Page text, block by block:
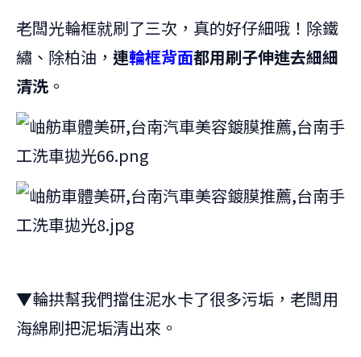
老闆光輪框就刷了三次，真的好仔細哦！除鐵
繡、除柏油， 連輪框背面都用刷子伸進去細細
清洗 。
▼輪拱幫我們擋住泥水卡了很多污垢，老闆用
海綿刷把泥垢清出來。